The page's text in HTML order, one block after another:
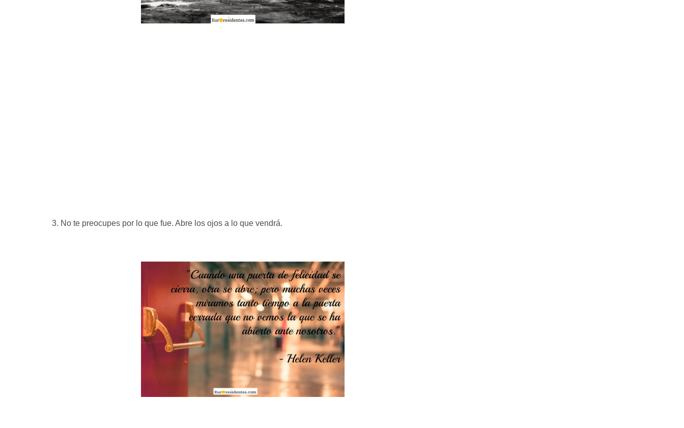
3. No te preocupes por lo que fue. Abre los ojos a lo que vendrá.